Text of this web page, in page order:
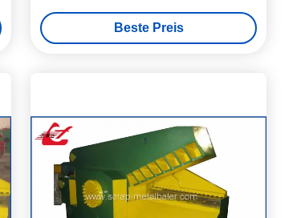
WANSHIDA
Beste Preis